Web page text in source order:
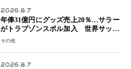
2026.8.7
年俸31億円にグッズ売上20％…サラー
がトラブゾンスポル加入 世界サッカ
ーは「五大リーグ一強」から新時代へ
その他
2026.8.7